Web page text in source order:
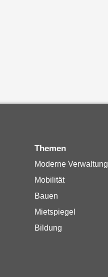
Themen
Moderne Verwaltung
Mobilität
Bauen
Mietspiegel
Bildung